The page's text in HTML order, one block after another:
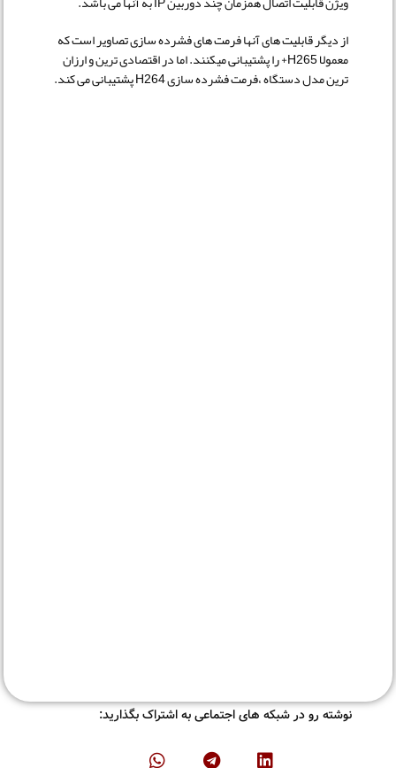
از دیگر قابلیت های آنها فرمت های فشرده سازی تصاویر است که
معمولا H265+ را پشتیبانی میکنند. اما در اقتصادی ترین و ارزان
ترین مدل دستگاه ،فرمت فشرده سازی H264 پشتیبانی می کند.
نوشته رو در شبکه های اجتماعی به اشتراک بگذارید: